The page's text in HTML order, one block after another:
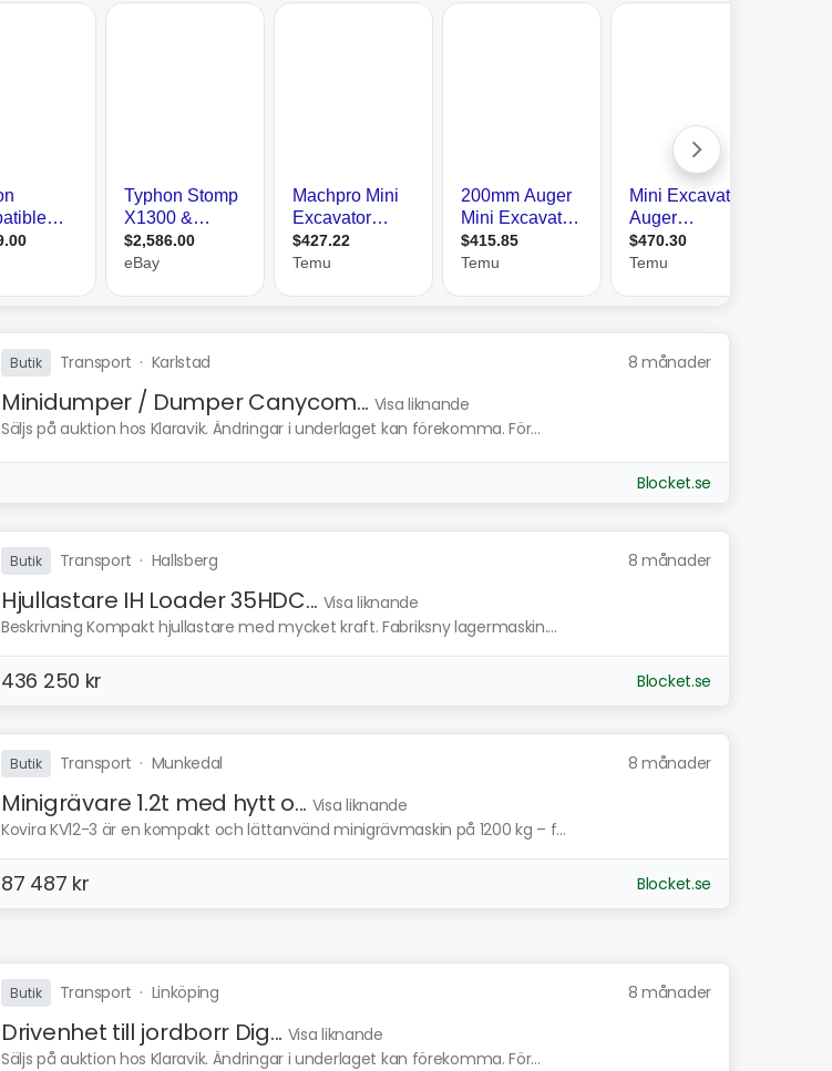
Butik Transport · Karlstad 8 månader
Minidumper / Dumper Canycom... Visa liknande
Säljs på auktion hos Klaravik. Ändringar i underlaget kan förekomma. För...
Blocket.se
Butik Transport · Hallsberg 8 månader
Hjullastare IH Loader 35HDC... Visa liknande
Beskrivning Kompakt hjullastare med mycket kraft. Fabriksny lagermaskin....
436 250 kr Blocket.se
Butik Transport · Munkedal 8 månader
Minigrävare 1.2t med hytt o... Visa liknande
Kovira KV12-3 är en kompakt och lättanvänd minigrävmaskin på 1200 kg – f...
87 487 kr Blocket.se
Butik Transport · Linköping 8 månader
Drivenhet till jordborr Dig... Visa liknande
Säljs på auktion hos Klaravik. Ändringar i underlaget kan förekomma. För...